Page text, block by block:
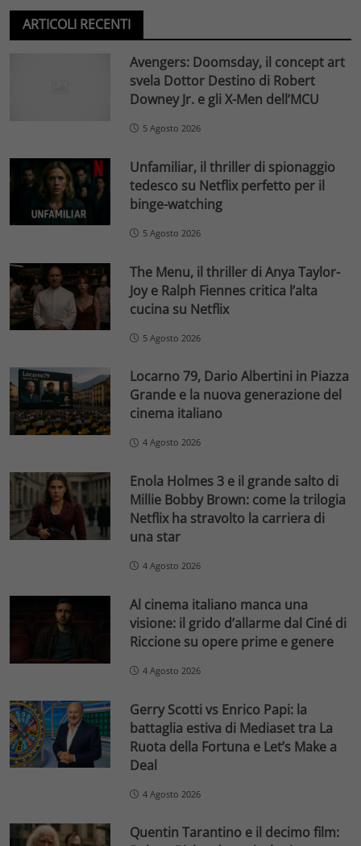
ARTICOLI RECENTI
Avengers: Doomsday, il concept art
svela Dottor Destino di Robert
Downey Jr. e gli X-Men dell’MCU
5 Agosto 2026
Unfamiliar, il thriller di spionaggio
tedesco su Netflix perfetto per il
binge-watching
5 Agosto 2026
The Menu, il thriller di Anya Taylor-
Joy e Ralph Fiennes critica l’alta
cucina su Netflix
5 Agosto 2026
Locarno 79, Dario Albertini in Piazza
Grande e la nuova generazione del
cinema italiano
4 Agosto 2026
Enola Holmes 3 e il grande salto di
Millie Bobby Brown: come la trilogia
Netflix ha stravolto la carriera di
una star
4 Agosto 2026
Al cinema italiano manca una
visione: il grido d’allarme dal Ciné di
Riccione su opere prime e genere
4 Agosto 2026
Gerry Scotti vs Enrico Papi: la
battaglia estiva di Mediaset tra La
Ruota della Fortuna e Let’s Make a
Deal
4 Agosto 2026
Quentin Tarantino e il decimo film: